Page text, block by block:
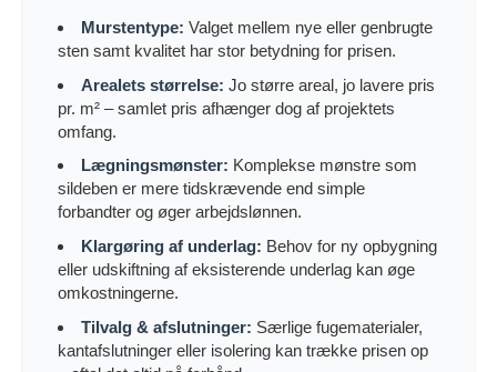
Murstentype: Valget mellem nye eller genbrugte
sten samt kvalitet har stor betydning for prisen.
Arealets størrelse: Jo større areal, jo lavere pris
pr. m² – samlet pris afhænger dog af projektets
omfang.
Lægningsmønster: Komplekse mønstre som
sildeben er mere tidskrævende end simple
forbandter og øger arbejdslønnen.
Klargøring af underlag: Behov for ny opbygning
eller udskiftning af eksisterende underlag kan øge
omkostningerne.
Tilvalg & afslutninger: Særlige fugematerialer,
kantafslutninger eller isolering kan trække prisen op